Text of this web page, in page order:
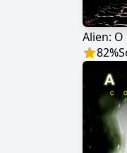
Alien:
82%